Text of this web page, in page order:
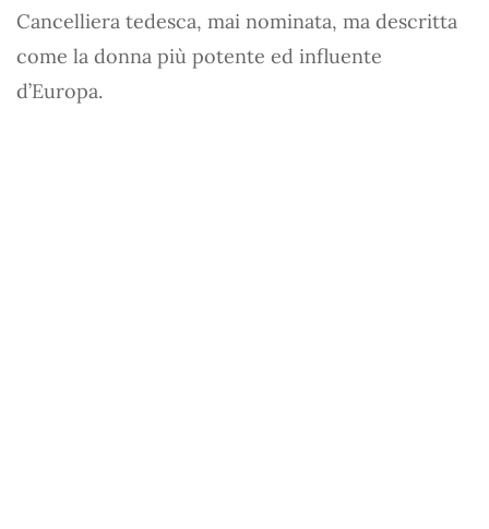
Cancelliera tedesca, mai nominata, ma descritta
come la donna più potente ed influente
d’Europa.